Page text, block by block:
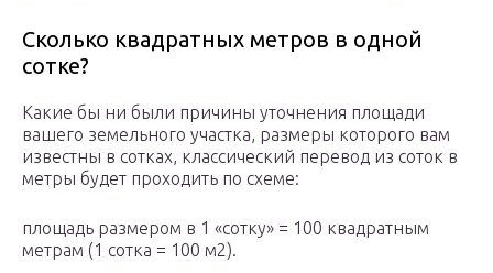
Сколько квадратных метров в одной
сотке?
Какие бы ни были причины уточнения площади
вашего земельного участка, размеры которого вам
известны в сотках, классический перевод из соток в
метры будет проходить по схеме:
площадь размером в 1 «сотку» = 100 квадратным
метрам (1 сотка = 100 м2).